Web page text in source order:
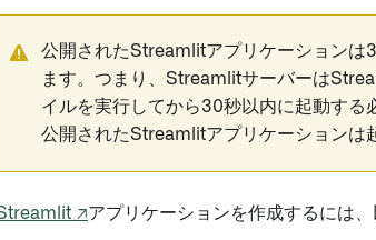
公開されたStreamlitアプリケーションは
ます。つまり、Streamlitサーバーは
イルを実行してから30秒以内に起動する
公開されたStreamlitアプリケーションは
↗アプリケーションを作成するには